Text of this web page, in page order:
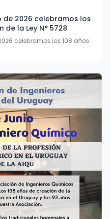
de 2026 celebramos los
la Ley N° 5728
celebramos los 108 años